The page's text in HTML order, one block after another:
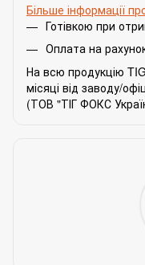
Більше інформації
Готівкою при
Оплата на
На всю продукцію
місяці від заводу/
(ТОВ "ТІГ ФОКС